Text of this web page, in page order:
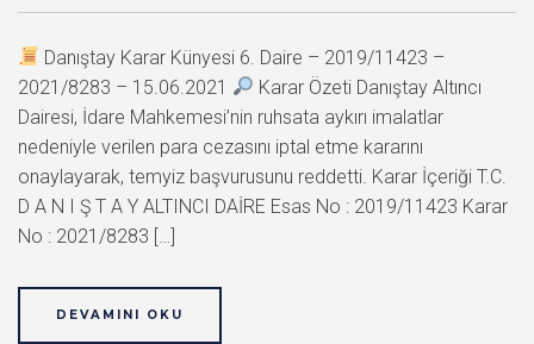
Danıştay Karar Künyesi 6. Daire – 2019/11423 –
2021/8283 – 15.06.2021
Karar Özeti Danıştay Altıncı
Dairesi, İdare Mahkemesi’nin ruhsata aykırı imalatlar
nedeniyle verilen para cezasını iptal etme kararını
onaylayarak, temyiz başvurusunu reddetti. Karar İçeriği T.C.
D A N I Ş T A Y ALTINCI DAİRE Esas No : 2019/11423 Karar
No : 2021/8283 […]
DEVAMINI OKU